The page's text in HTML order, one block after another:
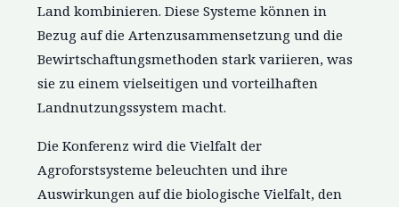
Land kombinieren. Diese Systeme können in
Bezug auf die Artenzusammensetzung und die
Bewirtschaftungsmethoden stark variieren, was
sie zu einem vielseitigen und vorteilhaften
Landnutzungssystem macht.
Die Konferenz wird die Vielfalt der
Agroforstsysteme beleuchten und ihre
Auswirkungen auf die biologische Vielfalt, den